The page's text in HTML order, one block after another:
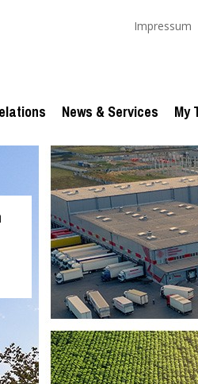
Impressum
News & Services My